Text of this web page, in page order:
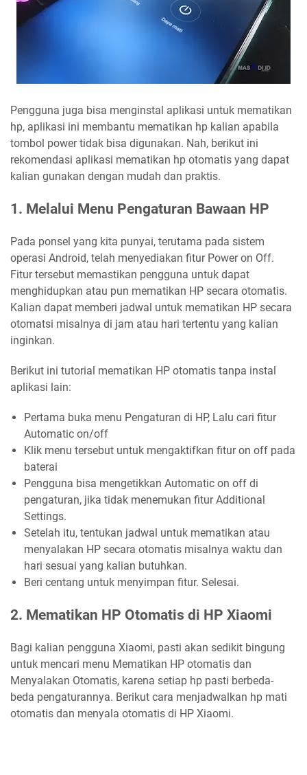
Pengguna juga bisa menginstal aplikasi untuk mematikan
hp, aplikasi ini membantu mematikan hp kalian apabila
tombol power tidak bisa digunakan. Nah, berikut ini
rekomendasi aplikasi mematikan hp otomatis yang dapat
kalian gunakan dengan mudah dan praktis.
1. Melalui Menu Pengaturan Bawaan HP
Pada ponsel yang kita punyai, terutama pada sistem
operasi Android, telah menyediakan fitur Power on Off.
Fitur tersebut memastikan pengguna untuk dapat
menghidupkan atau pun mematikan HP secara otomatis.
Kalian dapat memberi jadwal untuk mematikan HP secara
otomatsi misalnya di jam atau hari tertentu yang kalian
inginkan.
Berikut ini tutorial mematikan HP otomatis tanpa instal
aplikasi lain:
Pertama buka menu Pengaturan di HP, Lalu cari fitur
Automatic on/off
Klik menu tersebut untuk mengaktifkan fitur on off pada
baterai
Pengguna bisa mengetikkan Automatic on off di
pengaturan, jika tidak menemukan fitur Additional
Settings.
Setelah itu, tentukan jadwal untuk mematikan atau
menyalakan HP secara otomatis misalnya waktu dan
hari sesuai yang kalian butuhkan.
Beri centang untuk menyimpan fitur. Selesai.
2. Mematikan HP Otomatis di HP Xiaomi
Bagi kalian pengguna Xiaomi, pasti akan sedikit bingung
untuk mencari menu Mematikan HP otomatis dan
Menyalakan Otomatis, karena setiap hp pasti berbeda-
beda pengaturannya. Berikut cara menjadwalkan hp mati
otomatis dan menyala otomatis di HP Xiaomi.